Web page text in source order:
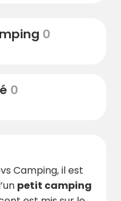
rejoignez
de bars et
appréciés se
0
0
Camping, il est
petit camping